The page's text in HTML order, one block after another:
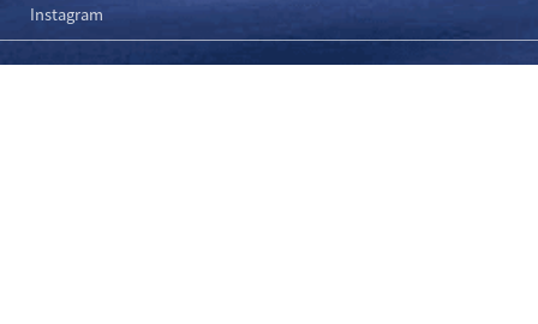
Instagram